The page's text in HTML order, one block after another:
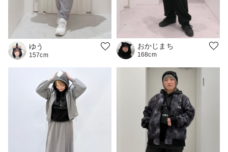
ゆう
157cm
おかじまち
168cm